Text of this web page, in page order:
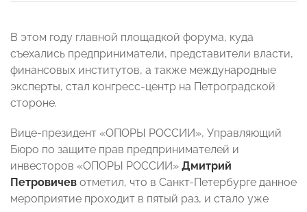
В этом году главной площадкой форума, куда
съехались предприниматели, представители власти,
финансовых институтов, а также международные
эксперты, стал конгресс-центр на Петроградской
стороне.
Вице-президент «ОПОРЫ РОССИИ», Управляющий
Бюро по защите прав предпринимателей и
инвесторов «ОПОРЫ РОССИИ» Дмитрий
Петровичев отметил, что в Санкт-Петербурге данное
мероприятие проходит в пятый раз, и стало уже